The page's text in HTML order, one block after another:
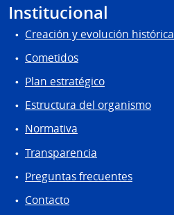
Institucional
Creación y evolución histórica
Cometidos
Plan estratégico
Estructura del organismo
Normativa
Transparencia
Preguntas frecuentes
Contacto